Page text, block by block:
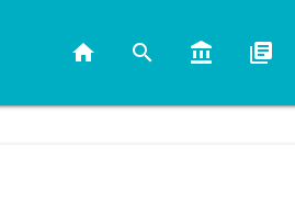
home search account_balance library_books